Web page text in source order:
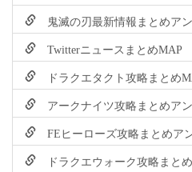
鬼滅の刃最新情報まとめア
TwitterニュースまとめMAP
ドラクエタクト攻略まとめ
アークナイツ攻略まとめア
FEヒーローズ攻略まとめア
ドラクエウォーク攻略まと